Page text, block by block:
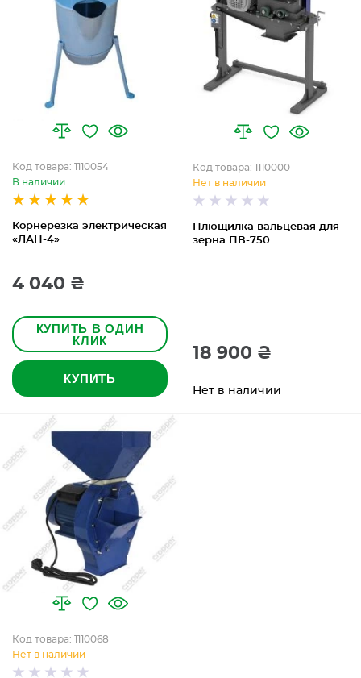
Корнерезка электрическая
«ЛАН-4»
Код товара: 1110054
В наличии
4 040 ₴
КУПИТЬ В ОДИН
КЛИК
КУПИТЬ
Плющилка вальцевая для
зерна ПВ-750
Код товара: 1110000
Нет в наличии
18 900 ₴
Нет в наличии
Код товара: 1110068
Нет в наличии